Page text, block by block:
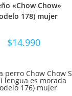
«Chow Chow»
178) mujer
$14.990